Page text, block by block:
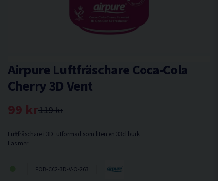
Airpure Luftfräschare Coca-Cola
Cherry 3D Vent
119 kr
99 kr
Luftfräschare i 3D, utformad som liten en 33cl burk
Läs mer
FOB-CC2-3D-V-O-263